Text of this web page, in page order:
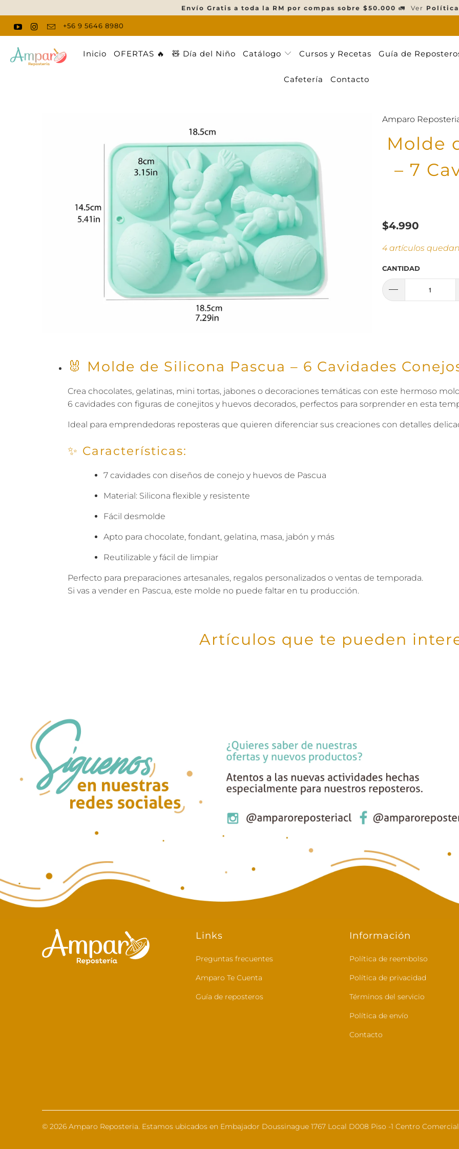
Envío Gratis a toda la RM por compas sobre $50.000 🚛 Ver
+56 9 5646 8980
Inicio OFERTAS 🔥 🧸 Día del Niño Catálogo Cursos y Recetas Guía de
Cafetería Contacto
Amparo
Molde
– 7
$4.990
4 artículos
CANTIDAD
🐰 Molde de Silicona Pascua – 6 Cavidades
Crea chocolates, gelatinas, mini tortas, jabones o decoraciones temáticas con este hermoso
6 cavidades con figuras de conejitos y huevos decorados, perfectos para sorprender en esta
Ideal para emprendedoras reposteras que quieren diferenciar sus creaciones con detalles
✨ Características:
7 cavidades con diseños de conejo y huevos de Pascua
Material: Silicona flexible y resistente
Fácil desmolde
Apto para chocolate, fondant, gelatina, masa, jabón y más
Reutilizable y fácil de limpiar
Perfecto para preparaciones artesanales, regalos personalizados o ventas de temporada.
Si vas a vender en Pascua, este molde no puede faltar en tu producción.
Artículos que te pueden
Links
Preguntas frecuentes
Amparo Te Cuenta
Guía de reposteros
Información
Política de reembolso
Política de privacidad
Términos del servicio
Política de envío
Contacto
© 2026 Amparo Reposteria. Estamos ubicados en Embajador Doussinague 1767 Local D008 Piso -1 Centro